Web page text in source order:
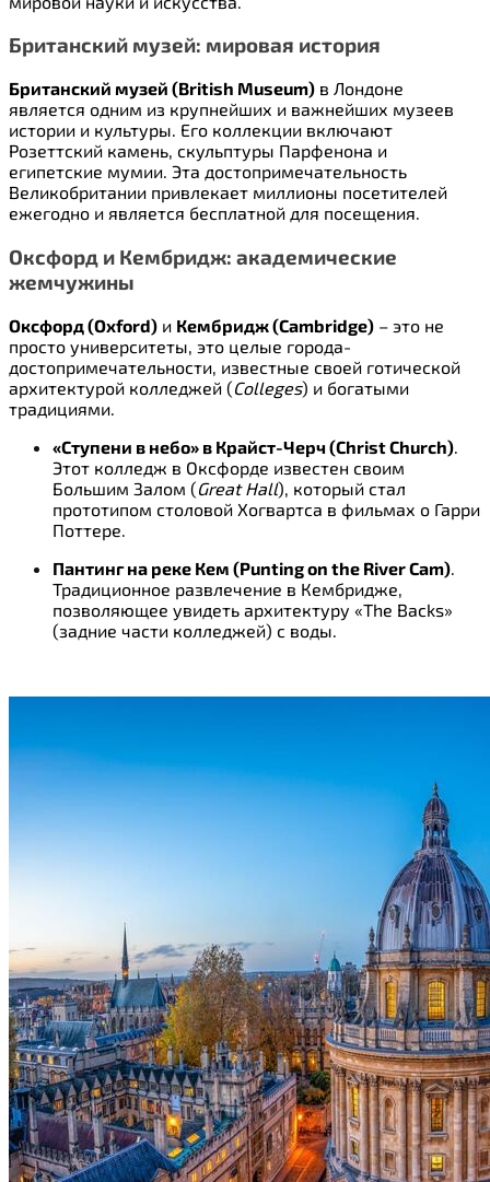
Британский музей: мировая история
Британский музей (British Museum) в Лондоне
является одним из крупнейших и важнейших музеев
истории и культуры. Его коллекции включают
Розеттский камень, скульптуры Парфенона и
египетские мумии. Эта достопримечательность
Великобритании привлекает миллионы посетителей
ежегодно и является бесплатной для посещения.
Оксфорд и Кембридж: академические
жемчужины
Оксфорд (Oxford) и Кембридж (Cambridge) – это не
просто университеты, это целые города-
достопримечательности, известные своей готической
архитектурой колледжей (Colleges) и богатыми
традициями.
«Ступени в небо» в Крайст-Черч (Christ Church)
Этот колледж в Оксфорде известен своим
Большим Залом (Great Hall), который стал
прототипом столовой Хогвартса в фильмах о Гарри
Поттере.
Пантинг на реке Кем (Punting on the River Cam)
Традиционное развлечение в Кембридже,
позволяющее увидеть архитектуру «The Backs»
(задние части колледжей) с воды.